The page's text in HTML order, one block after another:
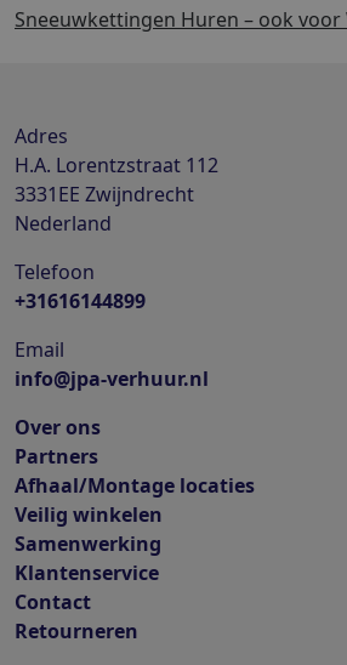
Sneeuwkettingen Huren – ook
Adres
H.A. Lorentzstraat 112
3331EE Zwijndrecht
Nederland
Telefoon
+31616144899
Email
info@jpa-verhuur.nl
Over ons
Partners
Afhaal/Montage locaties
Veilig winkelen
Samenwerking
Klantenservice
Contact
Retourneren